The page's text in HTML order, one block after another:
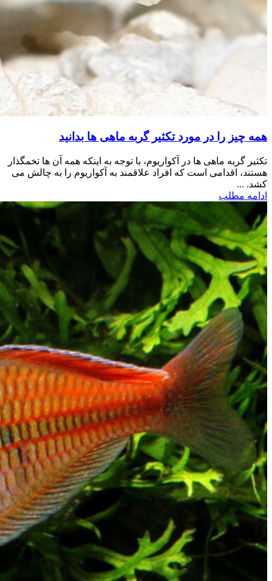
همه چیز را در مورد تکثیر گربه ماهی ها بدانید
تکثیر گربه ماهی ها در آکواریوم، با توجه به اینکه همه آن ها تخمگذار
هستند، اقدامی است که افراد علاقمند به آکواریوم را به چالش می
کشد. ...
ادامه مطلب